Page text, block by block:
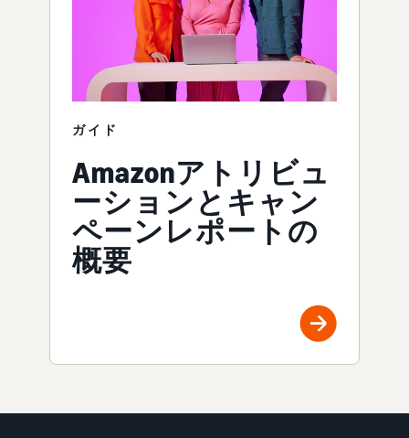
ガイド
Amazonアトリビュ
ーションとキャン
ペーンレポートの
概要